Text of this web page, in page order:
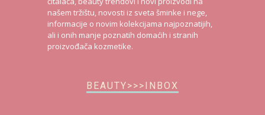
čitalaca, beauty trendovi i novi proizvodi na
našem tržištu, novosti iz sveta šminke i nege,
informacije o novim kolekcijama najpoznatijih,
ali i onih manje poznatih domaćih i stranih
BEAUTY>>>INBOX